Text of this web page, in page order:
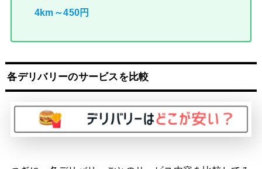
4km～450円
各デリバリーのサービスを比較